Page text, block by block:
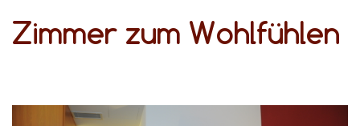
Zimmer zum Wohlfühlen